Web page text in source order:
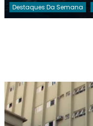
Destaques Da Semana